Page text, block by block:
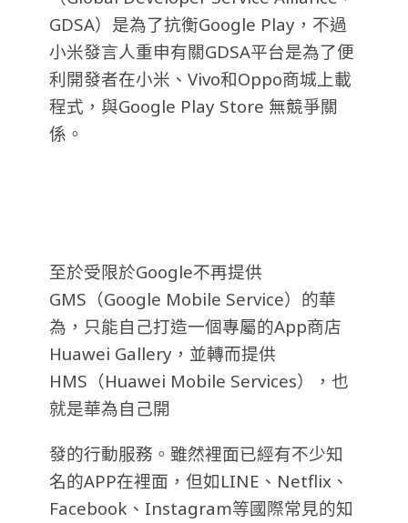
GDSA）是為了抗衡Google Play，不過
小米發言人重申有關GDSA平台是為了便
利開發者在小米、Vivo和Oppo商城上載
程式，與Google Play Store 無競爭關
係。
至於受限於Google不再提供
GMS（Google Mobile Service）的華
為，只能自己打造一個專屬的App商店
Huawei Gallery，並轉而提供
HMS（Huawei Mobile Services），也
就是華為自己開
發的行動服務。雖然裡面已經有不少知
名的APP在裡面，但如LINE、Netflix、
Facebook、Instagram等國際常見的知